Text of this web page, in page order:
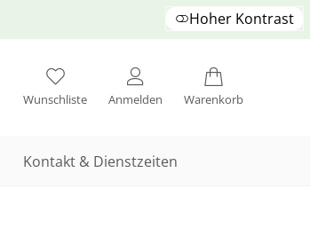
Hoher Kontrast
Wunschliste Anmelden Warenkorb
Kontakt & Dienstzeiten